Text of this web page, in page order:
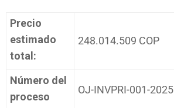
Precio
estimado
total:
248.014.509 COP
Número del
proceso
OJ-INVPRI-001-2025